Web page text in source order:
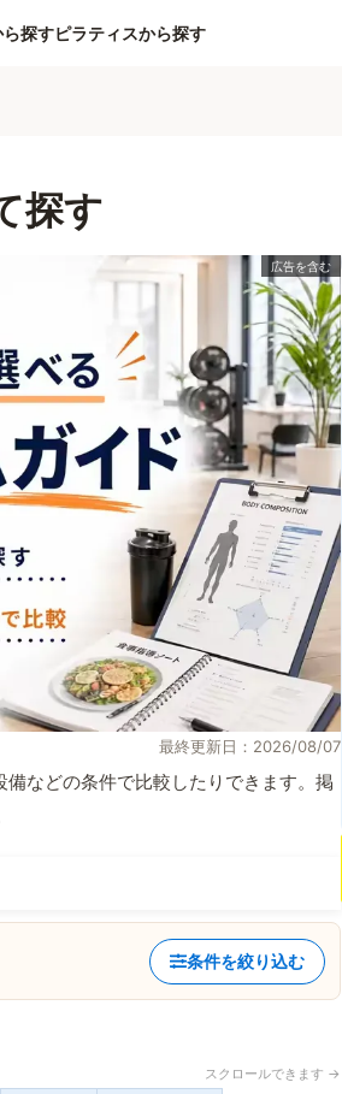
ら探すピラティスから探す
探す
最終更新日：2026/08/07
などの条件で比較したりできます。掲
条件を絞り込む
スクロールできます →